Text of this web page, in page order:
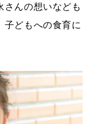
さんの想いなども
子どもへの食育に